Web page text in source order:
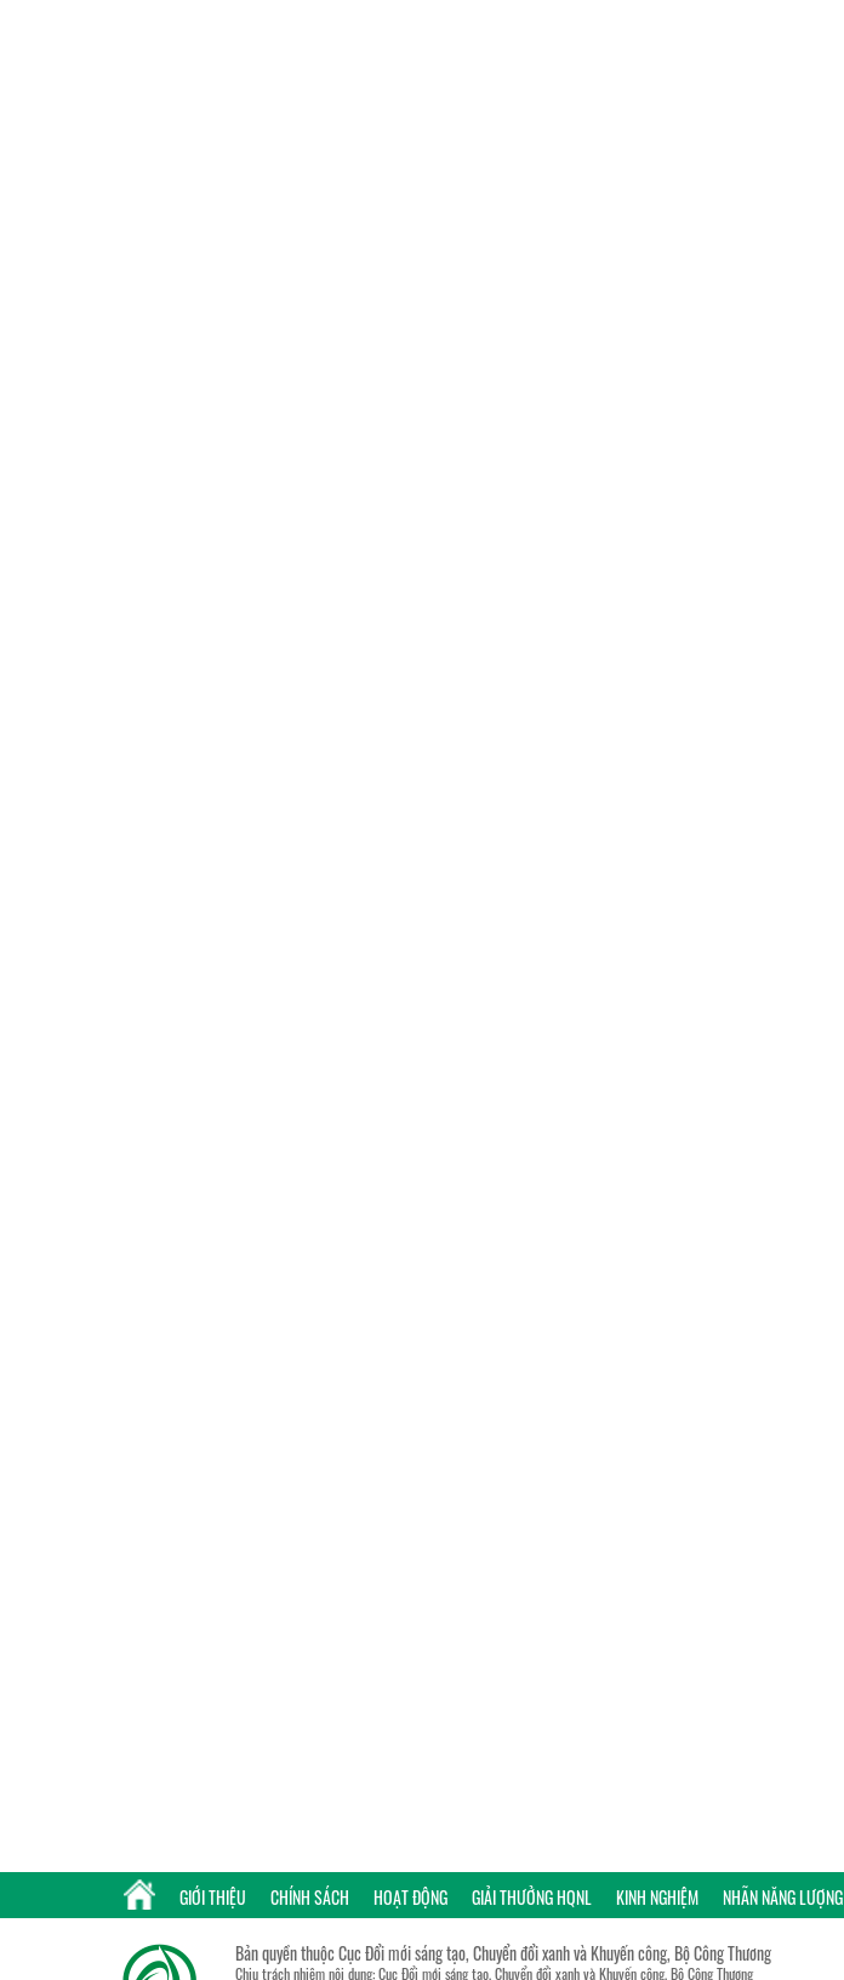
GIỚI THIỆU CHÍNH SÁCH HOẠT ĐỘNG GIẢI THƯỞNG HQNL KINH NGHIỆM NHÃN NĂNG LƯỢNG
Bản quyền thuộc Cục Đổi mới sáng tạo, Chuyển đổi xanh và Khuyến công, Bộ Công Thương
Chịu trách nhiệm nội dung: Cục Đổi mới sáng tạo, Chuyển đổi xanh và Khuyến công, Bộ Công Thương